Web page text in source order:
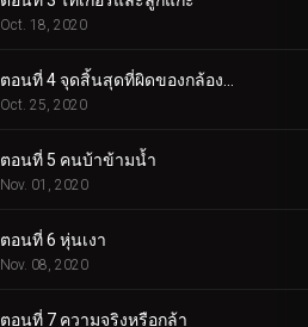
Oct. 18, 2020
Oct. 25, 2020
ตอนที่ 5 คนบ้าข้ามน้ำ
Nov. 01, 2020
ตอนที่ 6 หุ่นเงา
Nov. 08, 2020
ตอนที่ 7 ความจริงหรือกล้า